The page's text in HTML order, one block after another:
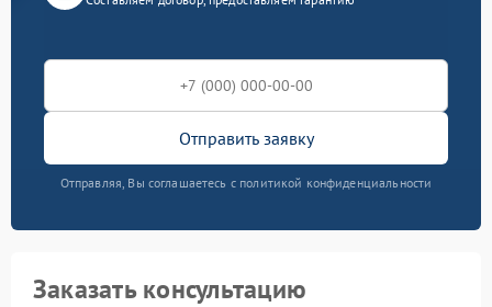
Отправить заявку
Отправляя, Вы соглашаетесь с политикой конфиденциальности
Заказать консультацию